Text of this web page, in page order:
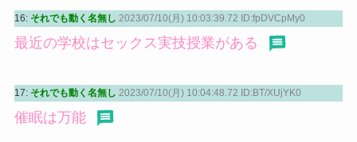
16: それでも動く名無し 2023/07/10(月) 10:03:39.72 ID:fpDVCpMy0
最近の学校はセックス実技授業がある
17: それでも動く名無し 2023/07/10(月) 10:04:48.72 ID:BT/XUjYK0
催眠は万能